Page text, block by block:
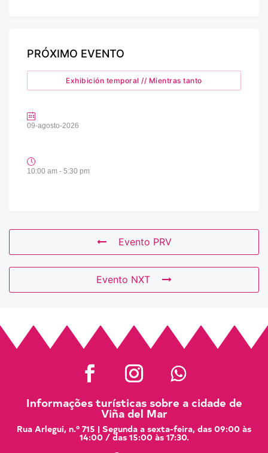
PRÓXIMO EVENTO
Exhibición temporal // Mientras tanto
09-agosto-2026
10:00 am - 5:30 pm
Evento PRV
Evento NXT
Informações turísticas sobre a cidade de
Viña del Mar
Rua Arlegui, n.º 715 | Segunda a sexta-feira, das 09:00 às
14:00 / das 15:00 às 17:30.